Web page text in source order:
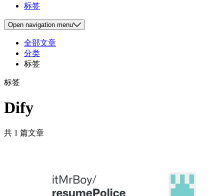
标签
Open navigation menu
全部文章
分类
标签
标签
Dify
共 1 篇文章